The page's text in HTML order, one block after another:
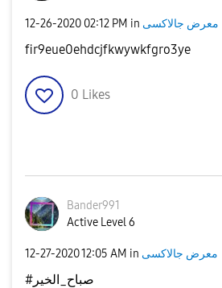
‎12-26-2020 02:12 PM in معرض جالاكسى
fir9eue0ehdcjfkwywkfgro3ye
0 Likes
Bander991
Active Level 6
‎12-27-202012:05 AM in معرض جالاكسى
#صباح_الخير